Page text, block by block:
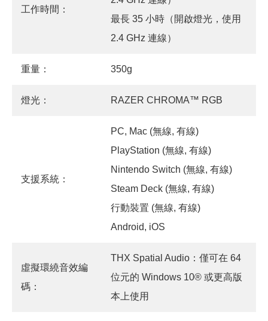
工作時間：
最長 35 小時（開啟燈光，使用
2.4 GHz 連線）
重量： 350g
燈光： RAZER CHROMA™ RGB
支援系統：
PC, Mac (無線, 有線)
PlayStation (無線, 有線)
Nintendo Switch (無線, 有線)
Steam Deck (無線, 有線)
行動裝置 (無線, 有線)
Android, iOS
虛擬環繞音效編
碼：
THX Spatial Audio：僅可在 64
位元的 Windows 10® 或更高版
本上使用